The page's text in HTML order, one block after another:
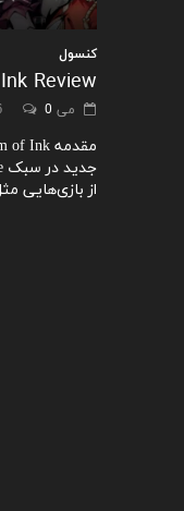
کنسول
Review
می 26th, 2026 0
از بازی‌هایی